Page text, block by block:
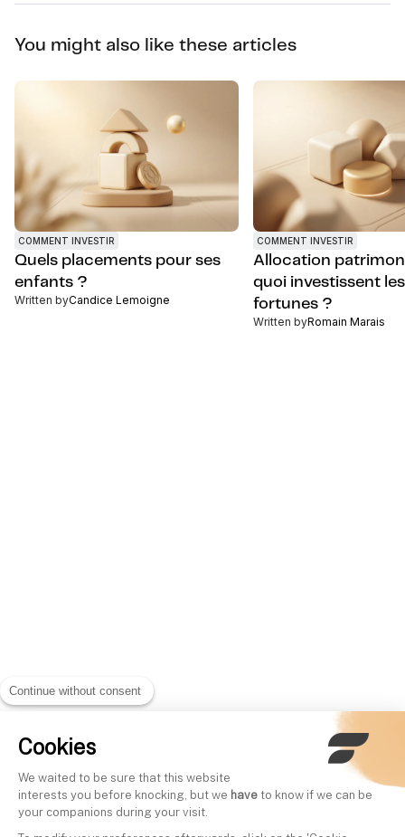
Continue without consent
Cookies
We waited to be sure that this website
interests you before knocking, but we have to know if we can be
your companions during your visit.
You might also like these articles
COMMENT INVESTIR
Quels placements pour ses
enfants ?
Written byCandice Lemoigne
COMMENT INVESTIR
Allocation
quoi investissent
fortunes ?
Written byRomain Marais